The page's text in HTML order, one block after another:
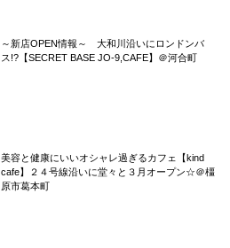
～新店OPEN情報～ 大和川沿いにロンドンバ
ス!?【SECRET BASE JO-9,CAFE】＠河合町
美容と健康にいいオシャレ過ぎるカフェ【kind
cafe】２４号線沿いに堂々と３月オープン☆＠橿
原市葛本町